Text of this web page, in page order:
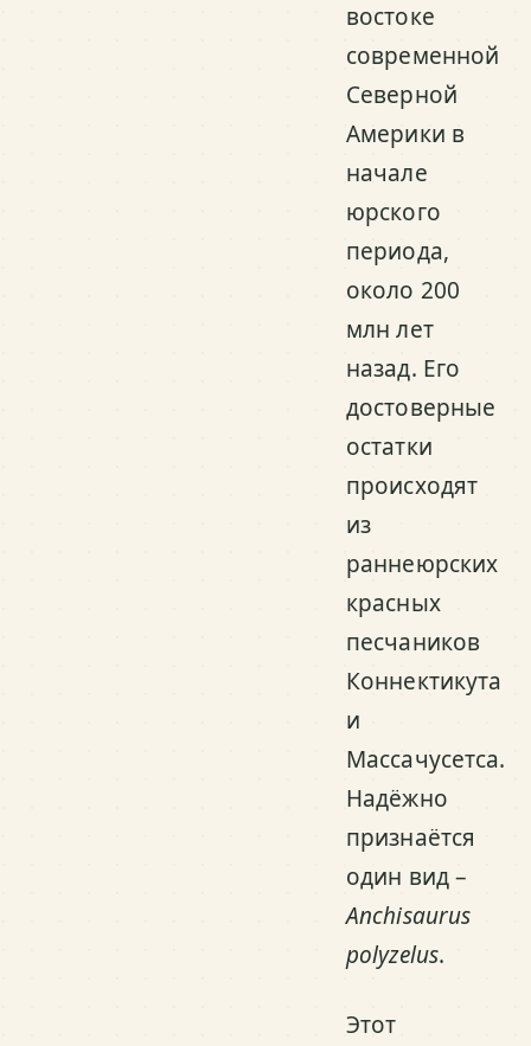
востоке
современной
Северной
Америки в
начале
юрского
периода,
около 200
млн лет
назад. Его
достоверные
остатки
происходят
из
раннеюрских
красных
песчаников
Коннектикута
и
Массачусетса.
Надёжно
признаётся
один вид –
Anchisaurus
polyzelus.
Этот